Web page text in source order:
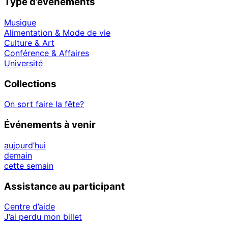
Musique
Alimentation & Mode de vie
Culture & Art
Conférence & Affaires
Université
Collections
On sort faire la fête?
Événements à venir
aujourd’hui
demain
cette semain
Assistance au participant
Centre d’aide
J’ai perdu mon billet